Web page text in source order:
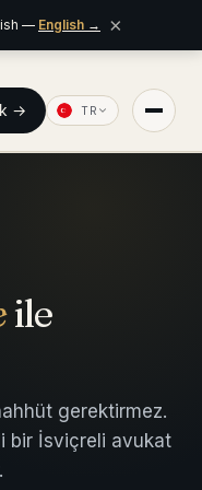
— English → ×
→ TR
ile
gerektirmez.
bir İsviçreli avukat